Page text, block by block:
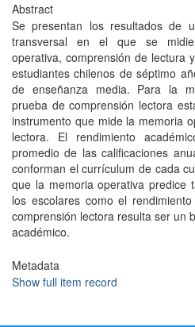
Abstract
Se presentan los resultados de
transversal en el que se
operativa, comprensión de lectura
estudiantes chilenos de séptimo
de enseñanza media. Para la
prueba de comprensión lectora
instrumento que mide la memoria
lectora. El rendimiento
promedio de las calificaciones
conforman el currículum de cada
que la memoria operativa predice
los escolares como el
comprensión lectora resulta ser un
académico.
Metadata
Show full item record